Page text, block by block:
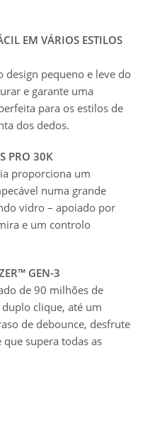
EM VÁRIOS ESTILOS
design pequeno e leve do
e garante uma
para os estilos de
dos dedos.
PRO 30K
proporciona um
numa grande
vidro – apoiado por
e um controlo
GEN-3
de 90 milhões de
clique, até um
de debounce, desfrute
supera todas as